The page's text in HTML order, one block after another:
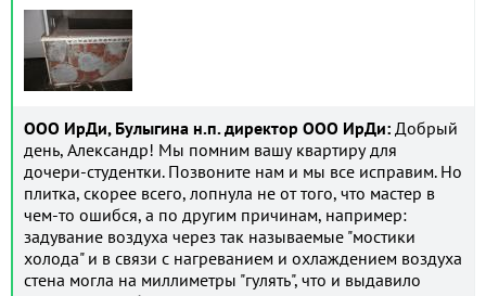
ООО ИрДи, Булыгина н.п. директор ООО ИрДи: Добрый
день, Александр! Мы помним вашу квартиру для
дочери-студентки. Позвоните нам и мы все исправим. Но
плитка, скорее всего, лопнула не от того, что мастер в
чем-то ошибся, а по другим причинам, например:
задувание воздуха через так называемые "мостики
холода" и в связи с нагреванием и охлаждением воздуха
стена могла на миллиметры "гулять", что и выдавило